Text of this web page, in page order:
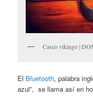
Casco vikingo |
El Bluetooth, palabra
azul”, se llama así en